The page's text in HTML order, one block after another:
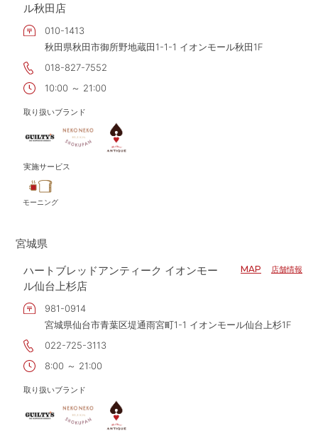
ル秋田店
010-1413
秋田県秋田市御所野地蔵田1-1-1 イオンモール秋田1F
018-827-7552
10:00 ～ 21:00
取り扱いブランド
実施サービス
モーニング
宮城県
ハートブレッドアンティーク イオンモー
ル仙台上杉店
MAP 店舗情報
981-0914
宮城県仙台市青葉区堤通雨宮町1-1 イオンモール仙台上杉1F
022-725-3113
8:00 ～ 21:00
取り扱いブランド